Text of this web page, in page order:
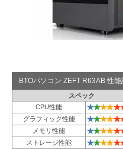
BTOパソコン ZEFT R63AB 性
スペック
CPU性能
★★★★★
グラフィック性能 ★★★★★
メモリ性能 ★★★★★
ストレージ性能 ★★★★★